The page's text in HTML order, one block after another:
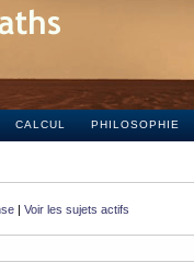
CALCUL PHILOSOPHIE
| Voir les sujets actifs